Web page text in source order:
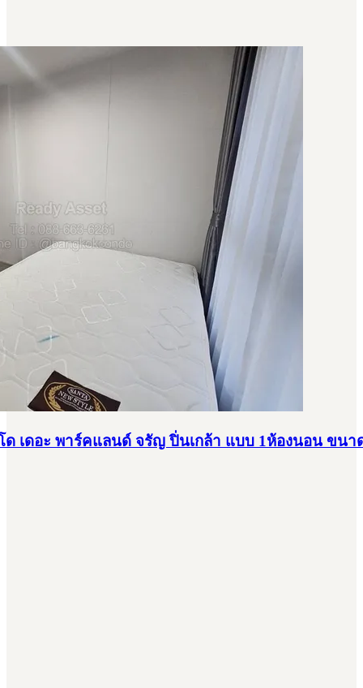
ด เดอะ พาร์คแลนด์ จรัญ ปิ่นเกล้า แบบ 1ห้องนอน ขนา